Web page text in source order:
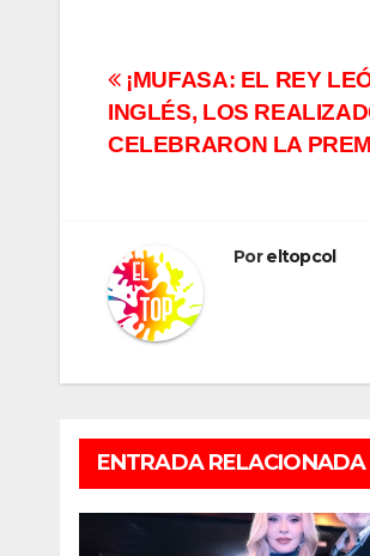
Navegación
de
¡MUFASA: EL REY
INGLÉS, LOS
CELEBRARON LA
Poreltopcol
ENTRADA RELACIONADA